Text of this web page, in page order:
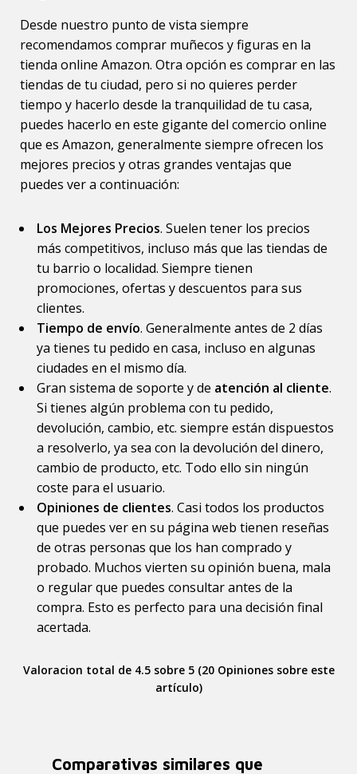
Desde nuestro punto de vista siempre
recomendamos comprar muñecos y figuras en la
tienda online Amazon. Otra opción es comprar en las
tiendas de tu ciudad, pero si no quieres perder
tiempo y hacerlo desde la tranquilidad de tu casa,
puedes hacerlo en este gigante del comercio online
que es Amazon, generalmente siempre ofrecen los
mejores precios y otras grandes ventajas que
puedes ver a continuación:
Los Mejores Precios. Suelen tener los precios
más competitivos, incluso más que las tiendas de
tu barrio o localidad. Siempre tienen
promociones, ofertas y descuentos para sus
clientes.
Tiempo de envío. Generalmente antes de 2 días
ya tienes tu pedido en casa, incluso en algunas
ciudades en el mismo día.
Gran sistema de soporte y de atención al cliente.
Si tienes algún problema con tu pedido,
devolución, cambio, etc. siempre están dispuestos
a resolverlo, ya sea con la devolución del dinero,
cambio de producto, etc. Todo ello sin ningún
coste para el usuario.
Opiniones de clientes. Casi todos los productos
que puedes ver en su página web tienen reseñas
de otras personas que los han comprado y
probado. Muchos vierten su opinión buena, mala
o regular que puedes consultar antes de la
compra. Esto es perfecto para una decisión final
acertada.
Valoracion total de 4.5 sobre 5 (20 Opiniones sobre este
artículo)
Comparativas similares que